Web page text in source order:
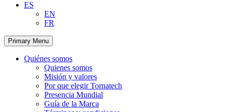
ES
EN
FR
Primary Menu
Quiénes somos
Quienes somos
Misión y valores
Por que elegir Tornatech
Presencia Mundial
Guía de la Marca